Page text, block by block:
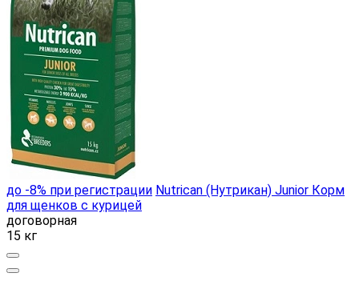
до -8% при регистрации Nutrican (Нутрикан) Junior Корм
для щенков с курицей
договорная
15 кг